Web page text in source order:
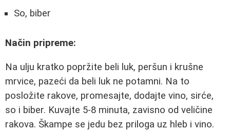
So, biber
Način pripreme:
Na ulju kratko popržite beli luk, peršun i krušne
mrvice, pazeći da beli luk ne potamni. Na to
posložite rakove, promesajte, dodajte vino, sirće,
so i biber. Kuvajte 5-8 minuta, zavisno od veličine
rakova. Škampe se jedu bez priloga uz hleb i vino.